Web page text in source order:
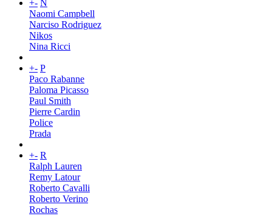
+- N
Naomi Campbell
Narciso Rodriguez
Nikos
Nina Ricci
+- P
Paco Rabanne
Paloma Picasso
Paul Smith
Pierre Cardin
Police
Prada
+- R
Ralph Lauren
Remy Latour
Roberto Cavalli
Roberto Verino
Rochas